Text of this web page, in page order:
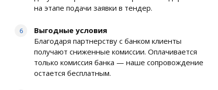
на этапе подачи заявки в тендер.
Выгодные условия
Благодаря партнерству с банком клиенты
получают сниженные комиссии. Оплачивается
только комиссия банка — наше сопровождение
остается бесплатным.